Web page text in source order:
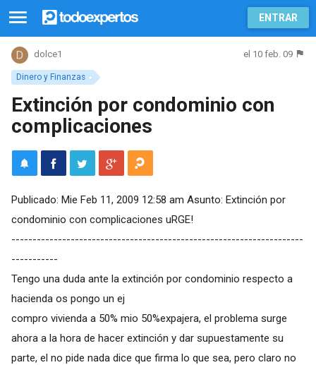
ENTRAR
Dinero y Finanzas
dolce1 el 10 feb. 09
Extinción por condominio con
complicaciones
Publicado: Mie Feb 11, 2009 12:58 am Asunto: Extinción por
condominio con complicaciones uRGE!
---------------------------------------------------------------------
-----------
Tengo una duda ante la extinción por condominio respecto a
hacienda os pongo un ej
compro vivienda a 50% mio 50%expajera, el problema surge
ahora a la hora de hacer extinción y dar supuestamente su
parte, el no pide nada dice que firma lo que sea, pero claro no